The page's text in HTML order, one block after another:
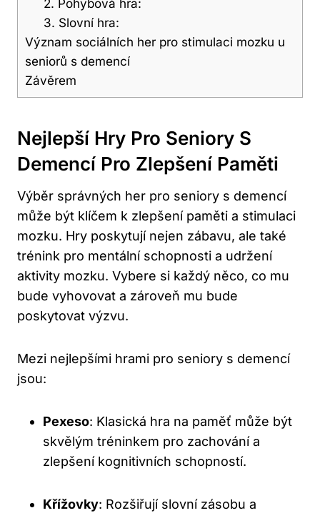
2. Pohybová hra:
3. Slovní hra:
Význam sociálních her pro stimulaci mozku u
seniorů s demencí
Závěrem
Nejlepší Hry Pro Seniory S
Demencí Pro Zlepšení Paměti
Výběr správných her pro seniory s demencí
může být klíčem k zlepšení paměti a stimulaci
mozku. Hry poskytují nejen zábavu, ale také
trénink pro mentální schopnosti a udržení
aktivity mozku. Vybere si každý něco, co mu
bude vyhovovat a zároveň mu bude
poskytovat výzvu.
Mezi nejlepšími hrami pro seniory s demencí
jsou:
Pexeso: Klasická hra na paměť může být
skvělým tréninkem pro zachování a
zlepšení kognitivních schopností.
Křížovky: Rozšiřují slovní zásobu a